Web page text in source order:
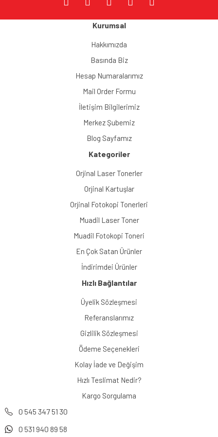
Gönder
Kurumsal
Hakkımızda
Basında Biz
Hesap Numaralarımız
Mail Order Formu
İletişim Bilgilerimiz
Merkez Şubemiz
Blog Sayfamız
Kategoriler
Orjinal Laser Tonerler
Orjinal Kartuşlar
Orjinal Fotokopi Tonerleri
Muadil Laser Toner
Muadil Fotokopi Toneri
En Çok Satan Ürünler
İndirimdei Ürünler
Hızlı Bağlantılar
Üyelik Sözleşmesi
Referanslarımız
Gizlilik Sözleşmesi
Ödeme Seçenekleri
Kolay İade ve Değişim
Hızlı Teslimat Nedir?
Kargo Sorgulama
0 545 347 51 30
0 531 940 89 58